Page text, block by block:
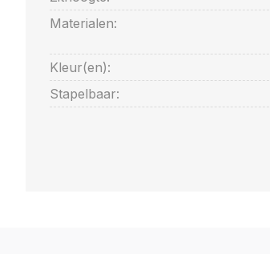
Materialen:
Kleur(en):
Stapelbaar: